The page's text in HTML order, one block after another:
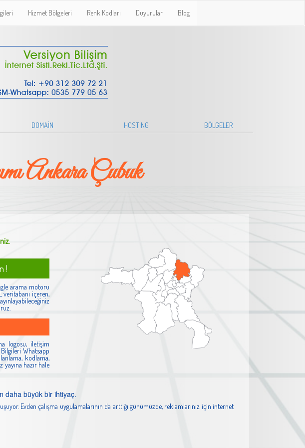
Hizmet Bölgeleri Renk Kodları Duyurular Blog
DOMAİN HOSTİNG BÖLGELER
Ankara Çubuk
!
arama motoru
veritabanı içeren,
logosu, iletişim
Whatsapp
kodlama,
hazır hale
daha büyük bir ihtiyaç.
Evden çalışma uygulamalarının da arttığı günümüzde, reklamlarınız için internet